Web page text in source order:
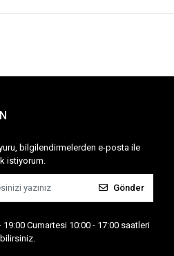
bilgilendirmelerden e-posta ile
istiyorum.
Gönder
Cumartesi 10:00 - 17:00 saatleri